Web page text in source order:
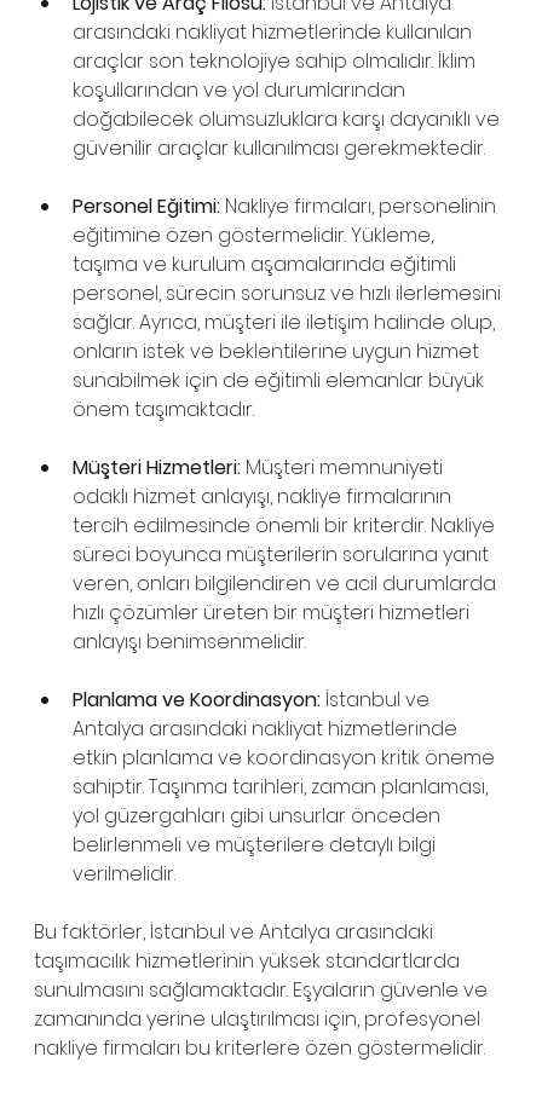
arasındaki nakliyat hizmetlerinde kullanılan
araçlar son teknolojiye sahip olmalıdır. İklim
koşullarından ve yol durumlarından
doğabilecek olumsuzluklara karşı dayanıklı ve
güvenilir araçlar kullanılması gerekmektedir.
Personel Eğitimi: Nakliye firmaları, personelinin
eğitimine özen göstermelidir. Yükleme,
taşıma ve kurulum aşamalarında eğitimli
personel, sürecin sorunsuz ve hızlı ilerlemesini
sağlar. Ayrıca, müşteri ile iletişim halinde olup,
onların istek ve beklentilerine uygun hizmet
sunabilmek için de eğitimli elemanlar büyük
önem taşımaktadır.
Müşteri Hizmetleri: Müşteri memnuniyeti
odaklı hizmet anlayışı, nakliye firmalarının
tercih edilmesinde önemli bir kriterdir. Nakliye
süreci boyunca müşterilerin sorularına yanıt
veren, onları bilgilendiren ve acil durumlarda
hızlı çözümler üreten bir müşteri hizmetleri
anlayışı benimsenmelidir.
Planlama ve Koordinasyon: İstanbul ve
Antalya arasındaki nakliyat hizmetlerinde
etkin planlama ve koordinasyon kritik öneme
sahiptir. Taşınma tarihleri, zaman planlaması,
yol güzergahları gibi unsurlar önceden
belirlenmeli ve müşterilere detaylı bilgi
verilmelidir.
Bu faktörler, İstanbul ve Antalya arasındaki
taşımacılık hizmetlerinin yüksek standartlarda
sunulmasını sağlamaktadır. Eşyaların güvenle ve
zamanında yerine ulaştırılması için, profesyonel
nakliye firmaları bu kriterlere özen göstermelidir.